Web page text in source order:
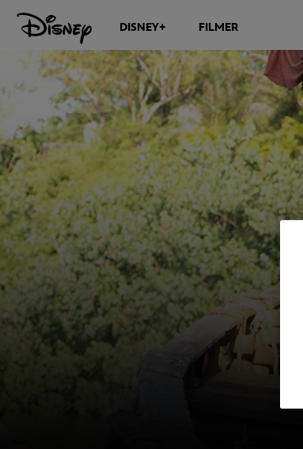
DISNEY+ FILMER